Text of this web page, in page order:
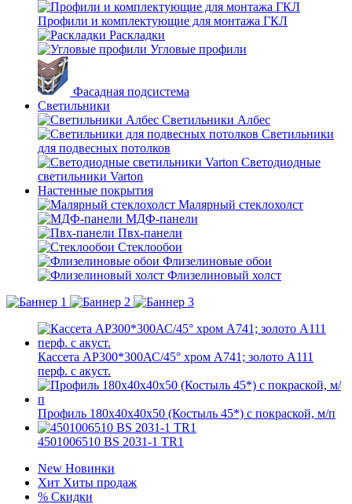
Профили и комплектующие для монтажа ГКЛ
Раскладки
Угловые профили
Фасадная подсистема
Светильники
Светильники Албес
Светильники
для подвесных потолков
Светодиодные
светильники Varton
Настенные покрытия
Малярный стеклохолст
МДФ-панели
Пвх-панели
Стеклообои
Флизелиновые обои
Флизелиновый холст
Кассета AP300*300АС/45° хром А741; золото А111
перф. с акуст.
Профиль 180х40х40х50 (Костыль 45*) с покраской, м/п
4501006510 BS 2031-1 TR1
New Новинки
Хит Хиты продаж
% Скидки